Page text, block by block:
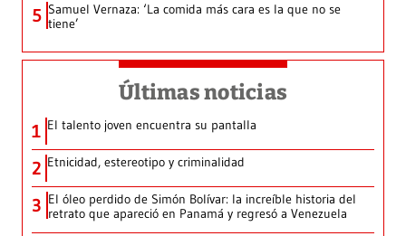
5 Samuel Vernaza: ‘La comida más cara es la que no se
tiene’
Últimas noticias
1 El talento joven encuentra su pantalla​
2 Etnicidad, estereotipo y criminalidad
3 El óleo perdido de Simón Bolívar: la increíble historia del
retrato que apareció en Panamá y regresó a Venezuela